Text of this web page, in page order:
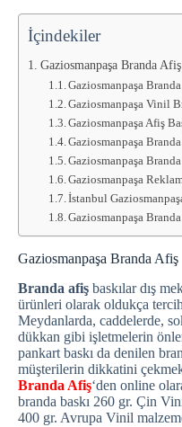
İçindekiler
Gaziosmanpaşa Branda Afiş
Gaziosmanpaşa
Gaziosmanpaşa Vinil
Gaziosmanpaşa Afiş
Gaziosmanpaşa
Gaziosmanpaşa
Gaziosmanpaşa
İstanbul
Gaziosmanpaşa
Gaziosmanpaşa Branda Afiş
Branda afiş baskılar dış
ürünleri olarak oldukça
Meydanlarda, caddelerde,
dükkan gibi işletmelerin
pankart baskı da denilen
müşterilerin dikkatini
Branda Afiş‘den online
branda baskı 260 gr. Çin
400 gr. Avrupa Vinil